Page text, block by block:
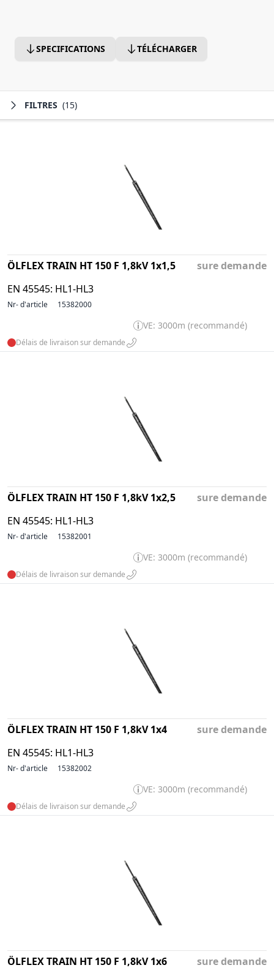
SPECIFICATIONS TÉLÉCHARGER
FILTRES (15)
ÖLFLEX TRAIN HT 150 F 1,8kV 1x1,5
EN 45545: HL1-HL3
sure demande
Nr- d'article 15382000
VE: 3000m (recommandé)
Délais de livraison sur demande
ÖLFLEX TRAIN HT 150 F 1,8kV 1x2,5
EN 45545: HL1-HL3
sure demande
Nr- d'article 15382001
VE: 3000m (recommandé)
Délais de livraison sur demande
ÖLFLEX TRAIN HT 150 F 1,8kV 1x4
EN 45545: HL1-HL3
sure demande
Nr- d'article 15382002
VE: 3000m (recommandé)
Délais de livraison sur demande
ÖLFLEX TRAIN HT 150 F 1,8kV 1x6 sure demande